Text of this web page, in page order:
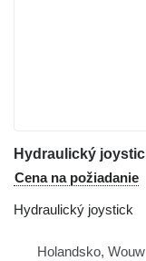
Cena na požiadanie
Hydraulický joystick
Holandsko, Wouw